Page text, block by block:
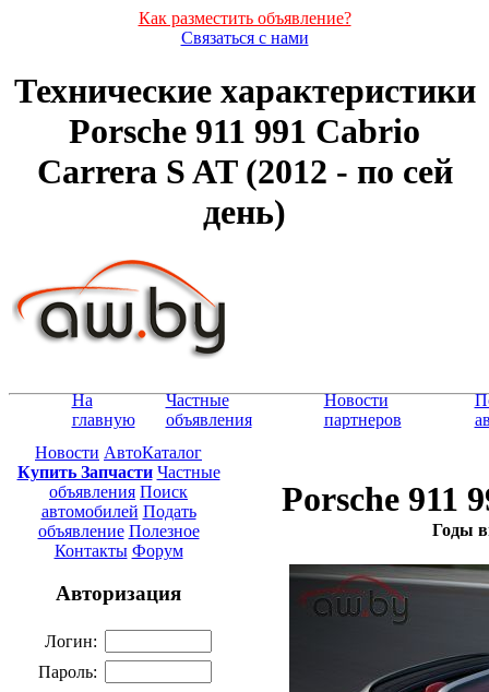
Как разместить объявление?
Связаться с нами
Технические характеристики
Porsche 911 991 Cabrio
Carrera S AT (2012 - по сей
день)
На
главную
Частные
объявления
Новости
партнеров
Новости АвтоКаталог
Купить Запчасти Частные
объявления Поиск
автомобилей Подать
объявление Полезное
Контакты Форум
Авторизация
Логин:
Пароль:
Porsche 911
Годы